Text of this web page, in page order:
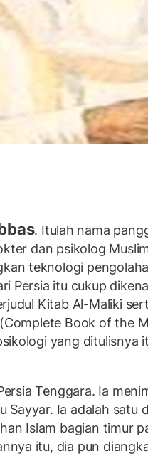
. Itulah nama
dan psikolog
teknologi
Persia itu cukup
Kitab Al-Maliki
Book of the
yang ditulisnya
Tenggara. Ia
Sayyar. Ia adalah satu
Islam bagian timur
itu, dia pun